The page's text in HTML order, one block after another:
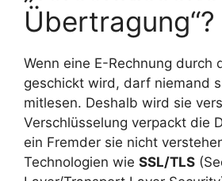
Übertragung“?
Wenn eine E-Rechnung durch
geschickt wird, darf niemand
mitlesen. Deshalb wird sie
Verschlüsselung verpackt die
ein Fremder sie nicht
Technologien wie SSL/TLS